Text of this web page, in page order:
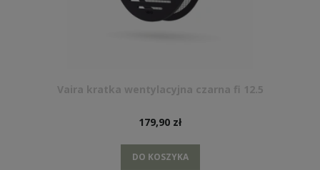
Vaira kratka wentylacyjna czarna fi 12.5
179,90 zł
DO KOSZYKA